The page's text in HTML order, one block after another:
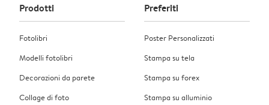
Prodotti
Fotolibri
Modelli fotolibri
Decorazioni da parete
Collage di foto
Preferiti
Poster Personalizzati
Stampa su tela
Stampa su forex
Stampa su alluminio